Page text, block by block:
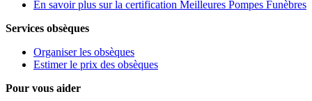
En savoir plus sur la certification Meilleures Pompes Funèbres
Services obsèques
Organiser les obsèques
Estimer le prix des obsèques
Pour vous aider